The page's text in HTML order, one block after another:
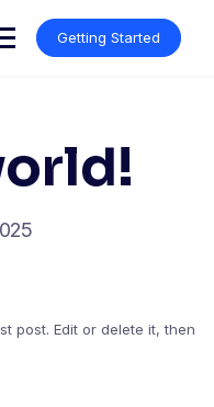
Getting Started
post. Edit or delete it, then